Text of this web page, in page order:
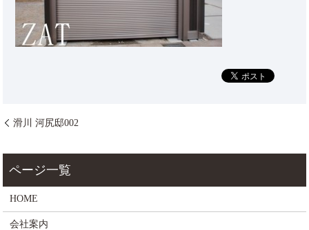
滑川 河尻邸002
HOME
会社案内